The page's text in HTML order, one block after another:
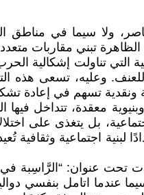
ولا سيما في
تبني مقاربات
تناولت إشكالية
للعنف. وعليه،
ونقدية تسهم في إعادة
معقدة، تتداخل
بل يتغذى على
لبنية اجتماعية
جاءت تحت عنوان:
عندما اتامل بنفسي